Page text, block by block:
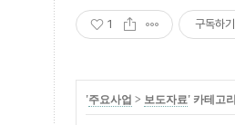
1 구독하기
'주요사업 > 보도자료' 카테고